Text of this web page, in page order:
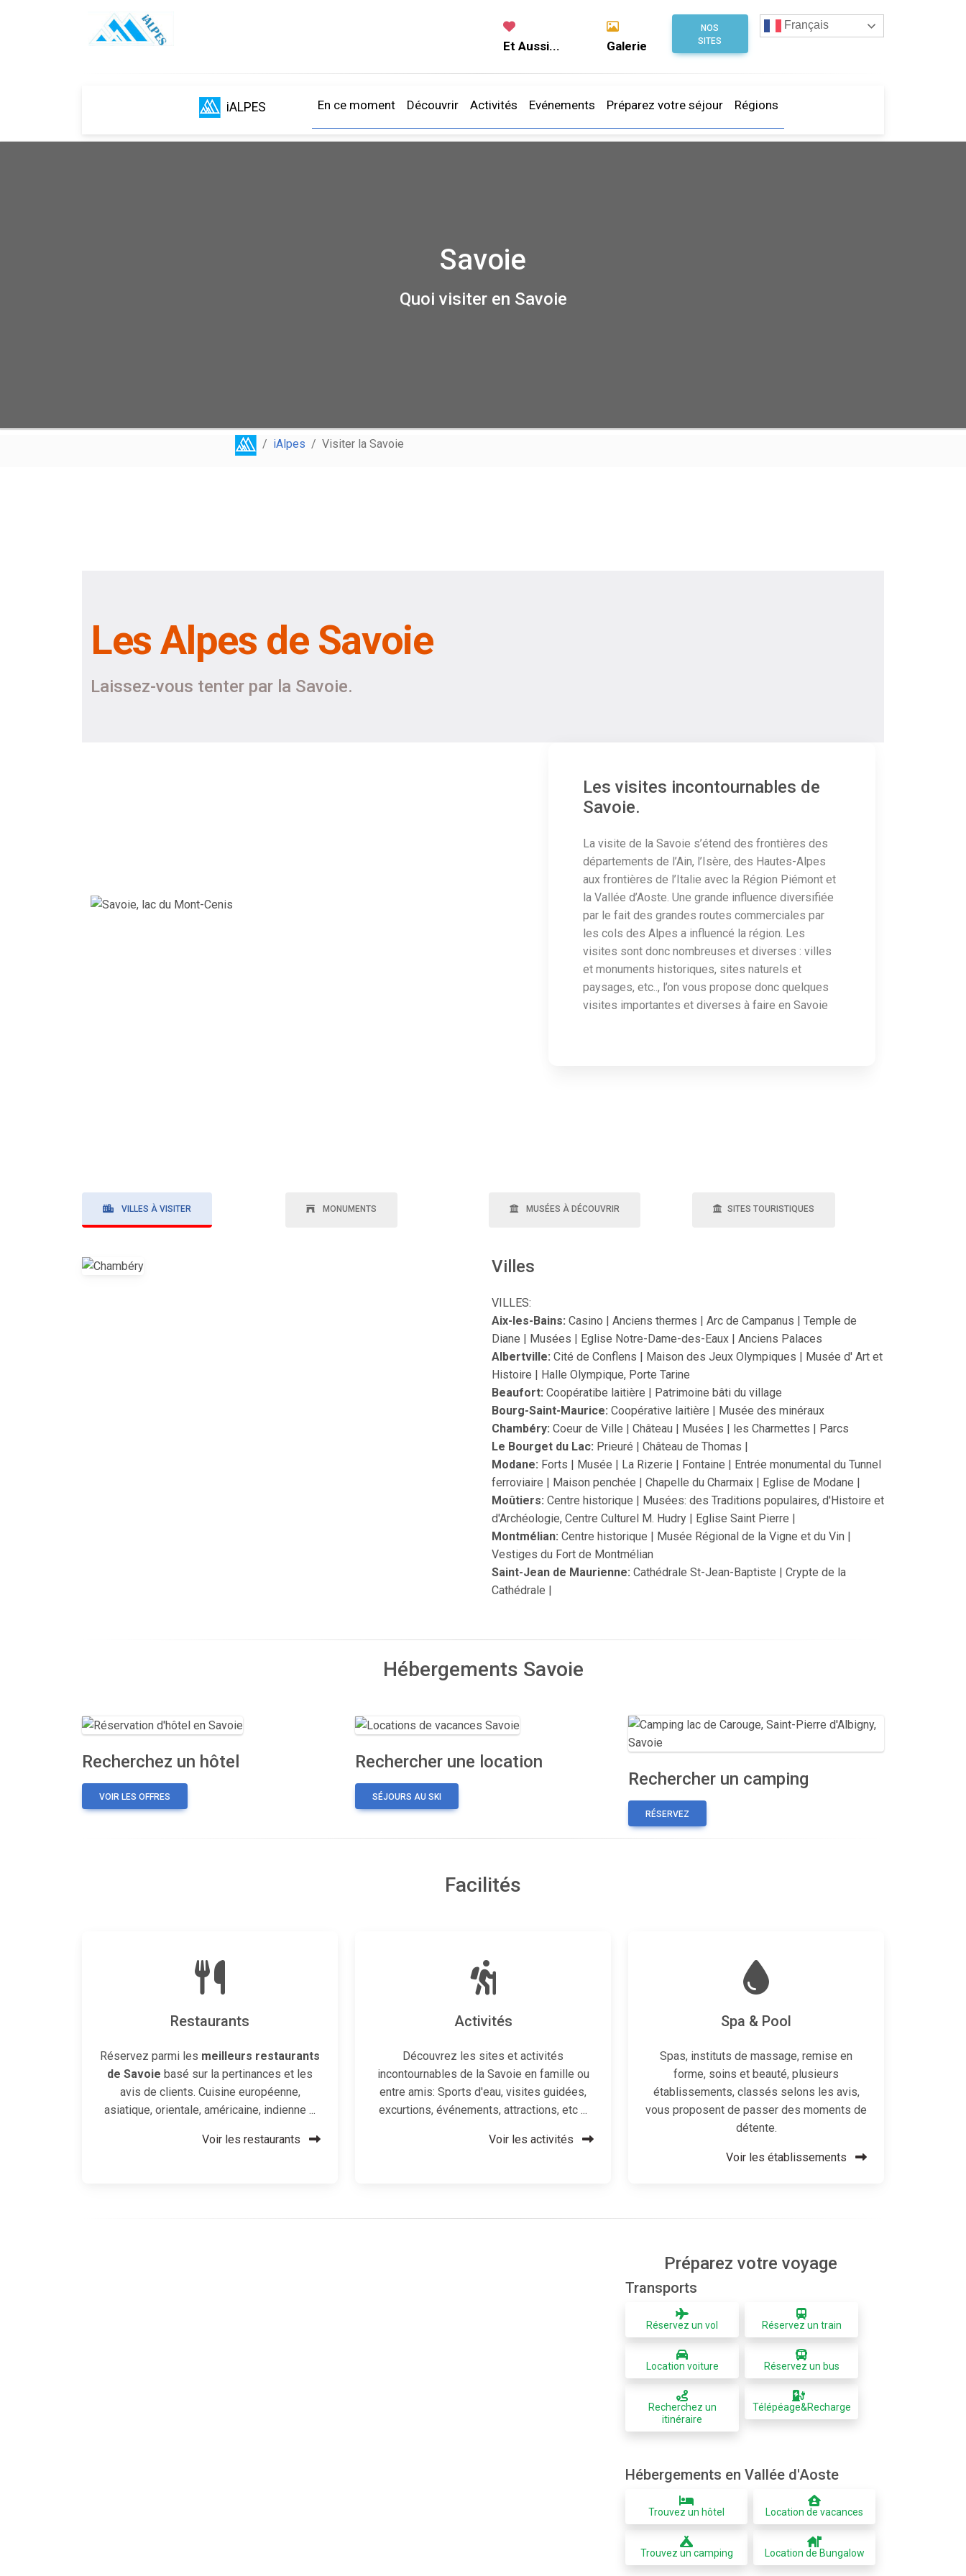
Et Aussi... Galerie
NOS
SITES
Français
iALPES En ce moment Découvrir Activités Evénements Préparez votre séjour Régions
Savoie
Quoi visiter en Savoie
iAlpes Visiter la Savoie
Les Alpes de Savoie
Laissez-vous tenter par la Savoie.
Les visites incontournables de
Savoie.
La visite de la Savoie s’étend des frontières des
départements de l’Ain, l’Isère, des Hautes-Alpes
aux frontières de l’Italie avec la Région Piémont et
la Vallée d’Aoste. Une grande influence diversifiée
par le fait des grandes routes commerciales par
les cols des Alpes a influencé la région. Les
visites sont donc nombreuses et diverses : villes
et monuments historiques, sites naturels et
paysages, etc.., l’on vous propose donc quelques
visites importantes et diverses à faire en Savoie
VILLES À VISITER MONUMENTS MUSÉES À DÉCOUVRIR SITES TOURISTIQUES
Villes
VILLES:
Aix-les-Bains: Casino | Anciens thermes | Arc de Campanus | Temple de
Diane | Musées | Eglise Notre-Dame-des-Eaux | Anciens Palaces
Albertville: Cité de Conflens | Maison des Jeux Olympiques | Musée d' Art et
Histoire | Halle Olympique, Porte Tarine
Beaufort: Coopératibe laitière | Patrimoine bâti du village
Bourg-Saint-Maurice: Coopérative laitière | Musée des minéraux
Chambéry: Coeur de Ville | Château | Musées | les Charmettes | Parcs
Le Bourget du Lac: Prieuré | Château de Thomas |
Modane: Forts | Musée | La Rizerie | Fontaine | Entrée monumental du Tunnel
ferroviaire | Maison penchée | Chapelle du Charmaix | Eglise de Modane |
Moûtiers: Centre historique | Musées: des Traditions populaires, d'Histoire et
d'Archéologie, Centre Culturel M. Hudry | Eglise Saint Pierre |
Montmélian: Centre historique | Musée Régional de la Vigne et du Vin |
Vestiges du Fort de Montmélian
Saint-Jean de Maurienne: Cathédrale St-Jean-Baptiste | Crypte de la
Cathédrale |
Hébergements Savoie
Recherchez un hôtel
VOIR LES OFFRES
Rechercher une location
SÉJOURS AU SKI
Rechercher un camping
RÉSERVEZ
Facilités
Restaurants
Réservez parmi les meilleurs restaurants
de Savoie basé sur la pertinances et les
avis de clients. Cuisine européenne,
asiatique, orientale, américaine, indienne ...
Voir les restaurants
Activités
Découvrez les sites et activités
incontournables de la Savoie en famille ou
entre amis: Sports d'eau, visites guidées,
excurtions, événements, attractions, etc ...
Voir les activités
Spa & Pool
Spas, instituts de massage, remise en
forme, soins et beauté, plusieurs
établissements, classés selons les avis,
vous proposent de passer des moments de
détente.
Voir les établissements
Préparez votre voyage
Transports
Réservez un vol Réservez un train
Location voiture Réservez un bus
Recherchez un
itinéraire
Télépéage&Recharge
Hébergements en Vallée d'Aoste
Trouvez un hôtel Location de vacances
Trouvez un camping Location de Bungalow